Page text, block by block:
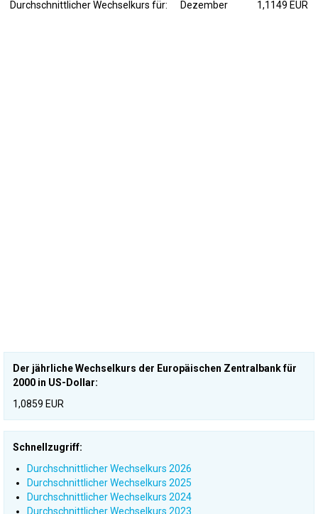
Durchschnittlicher Wechselkurs für:
Dezember 1,1149 EUR
Der jährliche Wechselkurs der Europäischen Zentralbank für
2000 in US-Dollar:
1,0859 EUR
Schnellzugriff:
Durchschnittlicher Wechselkurs 2026
Durchschnittlicher Wechselkurs 2025
Durchschnittlicher Wechselkurs 2024
Durchschnittlicher Wechselkurs 2023